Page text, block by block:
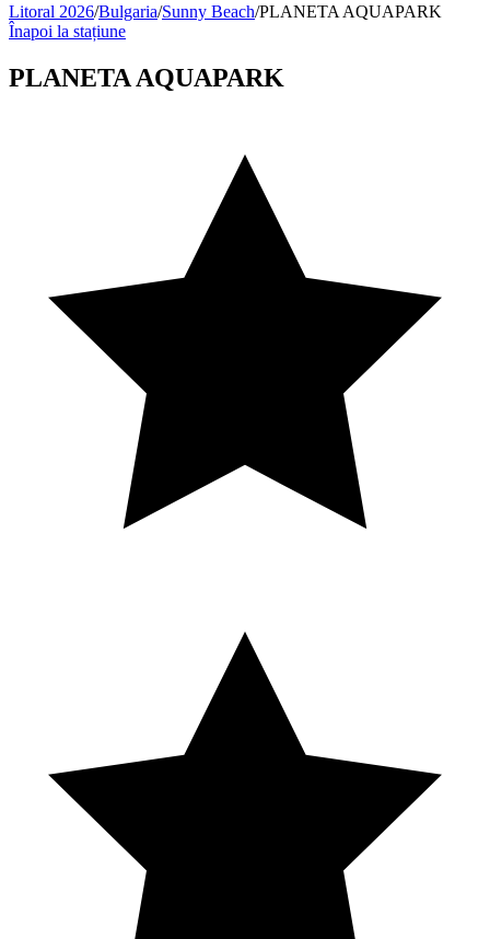
Litoral 2026/Bulgaria/Sunny Beach/PLANETA AQUAPARK
Înapoi la stațiune
PLANETA AQUAPARK